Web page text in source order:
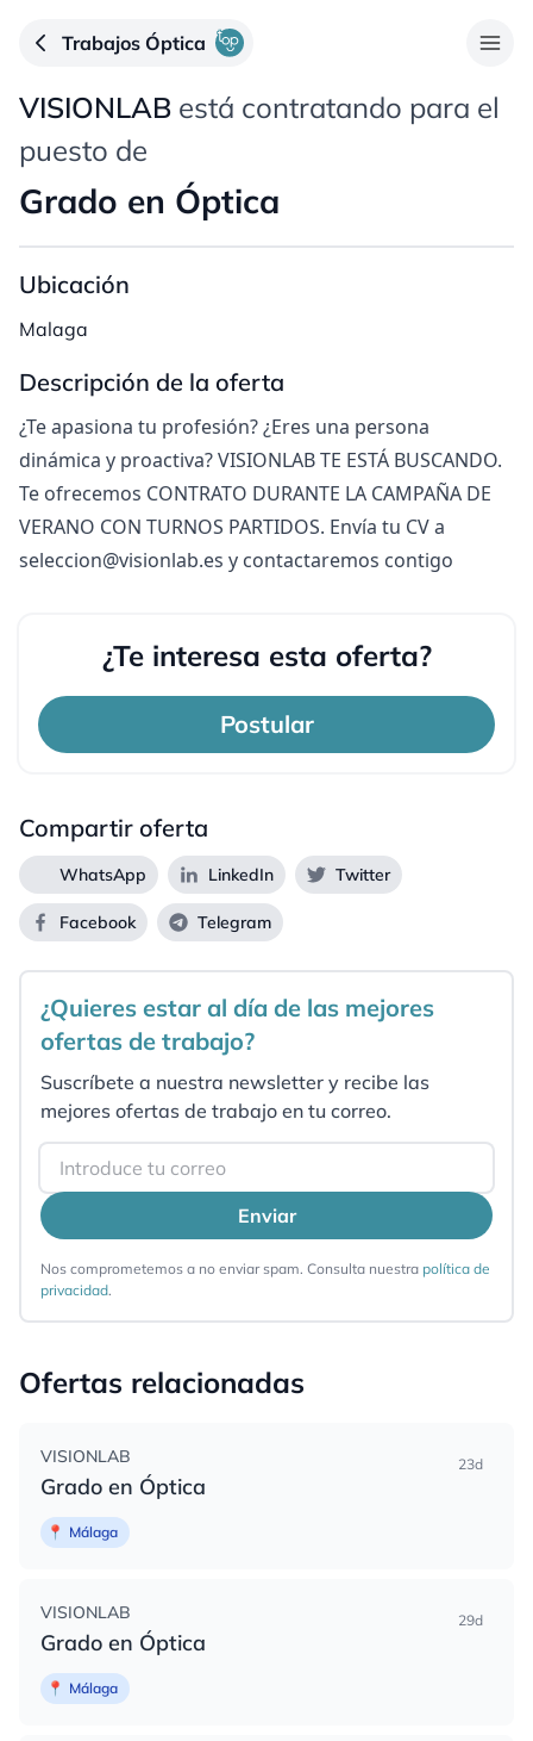
Trabajos Óptica
VISIONLAB está contratando para el
puesto de
Grado en Óptica
Ubicación
Malaga
Descripción de la oferta
¿Te apasiona tu profesión? ¿Eres una persona
dinámica y proactiva? VISIONLAB TE ESTÁ BUSCANDO.
Te ofrecemos CONTRATO DURANTE LA CAMPAÑA DE
VERANO CON TURNOS PARTIDOS. Envía tu CV a
seleccion@visionlab.es y contactaremos contigo
¿Te interesa esta oferta?
Postular
Compartir oferta
WhatsApp LinkedIn Twitter
Facebook Telegram
¿Quieres estar al día de las mejores
ofertas de trabajo?
Suscríbete a nuestra newsletter y recibe las
mejores ofertas de trabajo en tu correo.
Email
Enviar
Nos comprometemos a no enviar spam. Consulta nuestra política de
privacidad.
Ofertas relacionadas
VISIONLAB
Grado en Óptica
23d
📍 Málaga
VISIONLAB
Grado en Óptica
29d
📍 Málaga